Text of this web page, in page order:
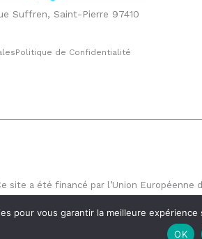
Suffren, Saint-Pierre 97410
Politique de Confidentialité
site a été financé par l’Union Européenne
pour vous garantir la meilleure
OK